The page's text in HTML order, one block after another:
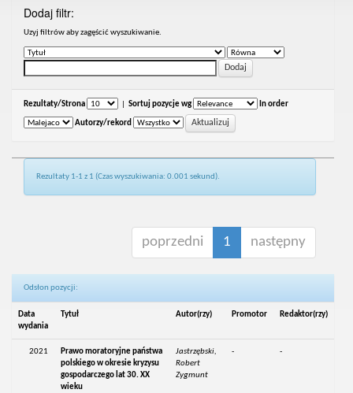
Dodaj filtr:
Uzyj filtrów aby zagęścić wyszukiwanie.
Rezultaty/Strona Sortuj pozycje wg In order
Autorzy/rekord
Rezultaty 1-1 z 1 (Czas wyszukiwania: 0.001 sekund).
poprzedni 1 następny
Odsłon pozycji:
Data
wydania
Tytuł Autor(rzy) Promotor Redaktor(rzy)
2021
Prawo moratoryjne państwa
polskiego w okresie kryzysu
gospodarczego lat 30. XX
wieku
Jastrzębski,
Robert
Zygmunt
- -